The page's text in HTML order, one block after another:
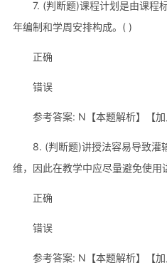
7. (判断题)课程计划是由课程
年编制和学周安排构成。( )
正确
错误
参考答案: N【本题解析】【加
8. (判断题)讲授法容易导致灌
维，因此在教学中应尽量避免使用
正确
错误
参考答案: N【本题解析】【加